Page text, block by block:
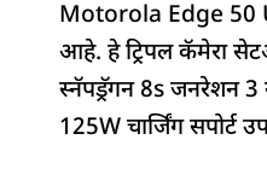
Motorola Edge 50
आहे. हे ट्रिपल कॅमेरा
स्नॅपड्रॅगन 8s
125W चार्जिंग सपोर्ट